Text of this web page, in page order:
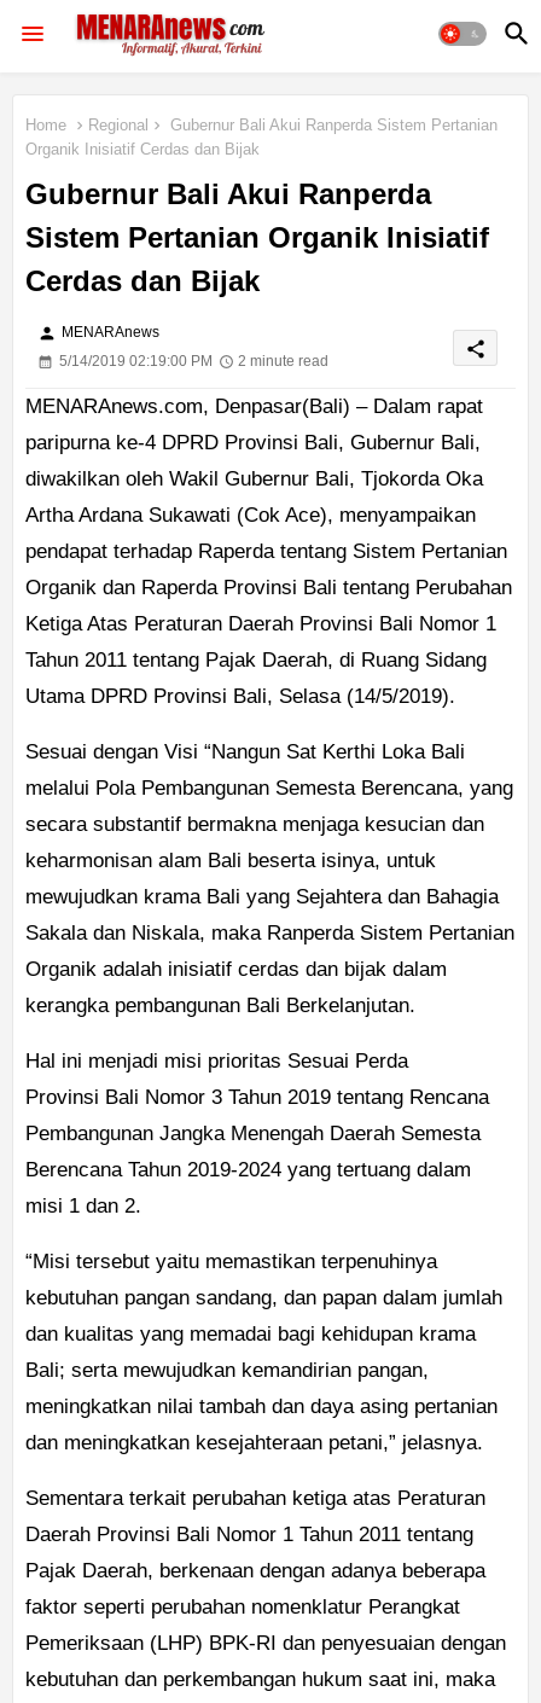
Home Regional
Gubernur Bali Akui Ranperda Sistem Pertanian
Organik Inisiatif Cerdas dan Bijak
Gubernur Bali Akui Ranperda
Sistem Pertanian Organik Inisiatif
Cerdas dan Bijak
person MENARAnews
5/14/2019 02:19:00 PM
2 minute read
share
MENARAnews.com, Denpasar(Bali) – Dalam rapat
paripurna ke-4 DPRD Provinsi Bali, Gubernur Bali,
diwakilkan oleh Wakil Gubernur Bali, Tjokorda Oka
Artha Ardana Sukawati (Cok Ace), menyampaikan
pendapat terhadap Raperda tentang Sistem Pertanian
Organik dan Raperda Provinsi Bali tentang Perubahan
Ketiga Atas Peraturan Daerah Provinsi Bali Nomor 1
Tahun 2011 tentang Pajak Daerah, di Ruang Sidang
Utama DPRD Provinsi Bali, Selasa (14/5/2019).
Sesuai dengan Visi “Nangun Sat Kerthi Loka Bali
melalui Pola Pembangunan Semesta Berencana, yang
secara substantif bermakna menjaga kesucian dan
keharmonisan alam Bali beserta isinya, untuk
mewujudkan krama Bali yang Sejahtera dan Bahagia
Sakala dan Niskala, maka Ranperda Sistem Pertanian
Organik adalah inisiatif cerdas dan bijak dalam
kerangka pembangunan Bali Berkelanjutan.
Hal ini menjadi misi prioritas Sesuai Perda
Provinsi Bali Nomor 3 Tahun 2019 tentang Rencana
Pembangunan Jangka Menengah Daerah Semesta
Berencana Tahun 2019-2024 yang tertuang dalam
misi 1 dan 2.
“Misi tersebut yaitu memastikan terpenuhinya
kebutuhan pangan sandang, dan papan dalam jumlah
dan kualitas yang memadai bagi kehidupan krama
Bali; serta mewujudkan kemandirian pangan,
meningkatkan nilai tambah dan daya asing pertanian
dan meningkatkan kesejahteraan petani,” jelasnya.
Sementara terkait perubahan ketiga atas Peraturan
Daerah Provinsi Bali Nomor 1 Tahun 2011 tentang
Pajak Daerah, berkenaan dengan adanya beberapa
faktor seperti perubahan nomenklatur Perangkat
Pemeriksaan (LHP) BPK-RI dan penyesuaian dengan
kebutuhan dan perkembangan hukum saat ini, maka